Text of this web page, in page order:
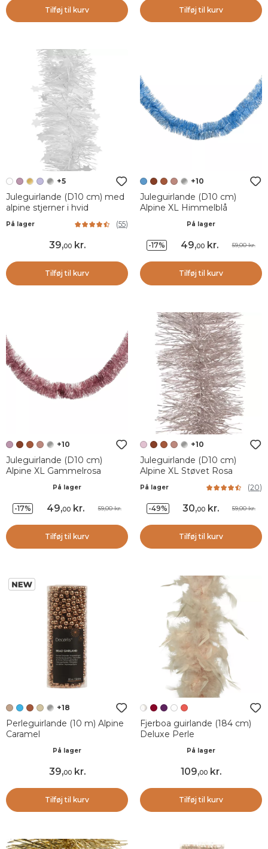
Tilføj til kurv Tilføj til kurv
+5
Juleguirlande (D10 cm) med
alpine stjerner i hvid
På lager (55)
39,00kr.
Tilføj til kurv
+10
Juleguirlande (D10 cm)
Alpine XL Himmelblå
På lager
-17% 49,00kr. 59,00 kr.
Tilføj til kurv
+10
Juleguirlande (D10 cm)
Alpine XL Gammelrosa
På lager
-17% 49,00kr. 59,00 kr.
Tilføj til kurv
+10
Juleguirlande (D10 cm)
Alpine XL Støvet Rosa
På lager (20)
-49% 30,00 kr. 59,00 kr.
Tilføj til kurv
+18
Perleguirlande (10 m) Alpine
Caramel
På lager
39,00kr.
Tilføj til kurv
Fjerboa guirlande (184 cm)
Deluxe Perle
På lager
109,00 kr.
Tilføj til kurv